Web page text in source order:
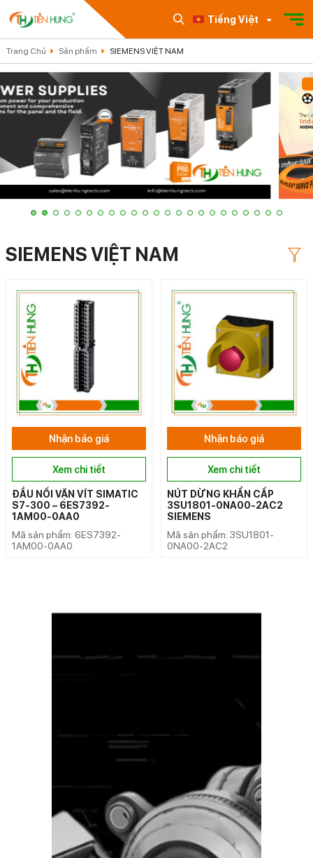
Tiếng Việt
Trang Chủ Sản phẩm SIEMENS VIỆT NAM
SIEMENS VIỆT NAM
Nhận báo giá
Xem chi tiết
ĐẦU NỐI VẶN VÍT SIMATIC
S7-300 – 6ES7392-
1AM00-0AA0
Mã sản phẩm: 6ES7392-
1AM00-0AA0
Nhận báo giá
Xem chi tiết
NÚT DỪNG KHẨN CẤP
3SU1801-0NA00-2AC2
SIEMENS
Mã sản phẩm: 3SU1801-
0NA00-2AC2